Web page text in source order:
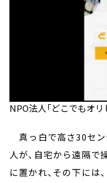
NPO法人「どこでもオリ
真っ白で高さ30セン
人が、自宅から遠隔で
に置かれ、その下には